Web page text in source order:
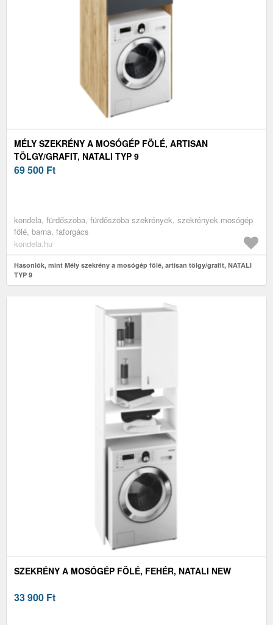
MÉLY SZEKRÉNY A MOSÓGÉP FÖLÉ, ARTISAN
TÖLGY/GRAFIT, NATALI TYP 9
69 500 Ft
kondela, fürdőszoba, fürdőszoba szekrények, szekrények mosógép
fölé, barna, faforgács
kondela.hu
Hasonlók, mint Mély szekrény a mosógép fölé, artisan tölgy/grafit, NATALI
TYP 9
SZEKRÉNY A MOSÓGÉP FÖLÉ, FEHÉR, NATALI NEW
33 900 Ft